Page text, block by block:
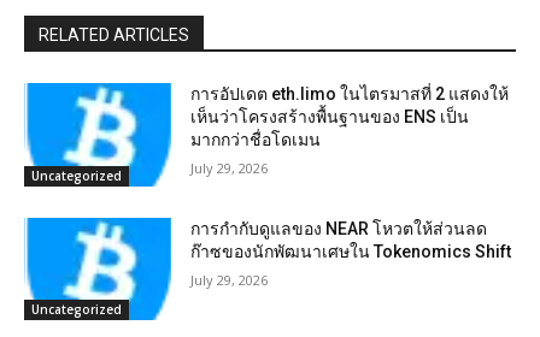
RELATED ARTICLES
Uncategorized
การอัปเดต eth.limo ในไตรมาสที่ 2 แสดงให้
เห็นว่าโครงสร้างพื้นฐานของ ENS เป็น
มากกว่าชื่อโดเมน
July 29, 2026
Uncategorized
การกำกับดูแลของ NEAR โหวตให้ส่วนลด
ก๊าซของนักพัฒนาเศษใน Tokenomics Shift
July 29, 2026